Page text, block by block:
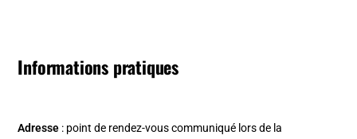
Informations pratiques
Adresse : point de rendez-vous communiqué lors de la